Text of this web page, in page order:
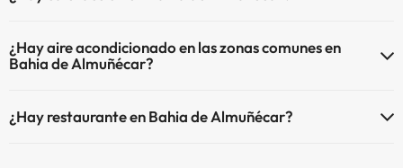
¿Hay aire acondicionado en las zonas comunes en
Bahia de Almuñécar?
comunes.
¿Hay restaurante en Bahia de Almuñécar?